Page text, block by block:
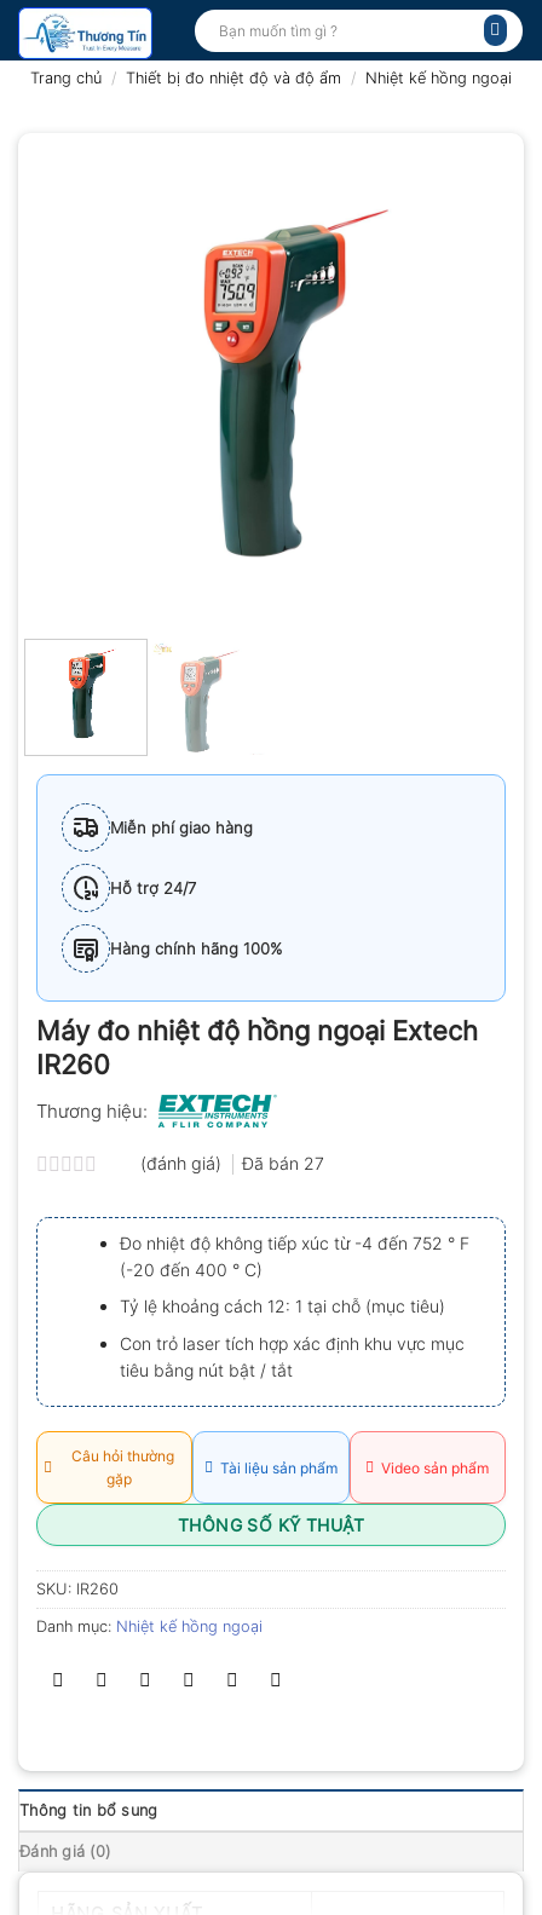
Bỏ
qua
Tìm
kiếm:
Trang chủ / Thiết bị đo nhiệt độ và độ ẩm / Nhiệt kế hồng ngoại
Miễn phí giao hàng
Hỗ trợ 24/7
Hàng chính hãng 100%
Máy đo nhiệt độ hồng ngoại Extech
IR260
Thương hiệu:
xếp
hạng
0.0
5
sao
(đánh giá) Đã bán 27
Đo nhiệt độ không tiếp xúc từ -4 đến 752 ° F
(-20 đến 400 ° C)
Tỷ lệ khoảng cách 12: 1 tại chỗ (mục tiêu)
Con trỏ laser tích hợp xác định khu vực mục
tiêu bằng nút bật / tắt
Câu hỏi thường
gặp
Tài liệu sản phẩm Video sản phẩm
THÔNG SỐ KỸ THUẬT
SKU: IR260
Danh mục: Nhiệt kế hồng ngoại
Thông tin bổ sung
Đánh giá (0)